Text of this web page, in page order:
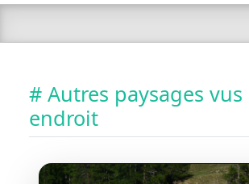
# Autres paysages
endroit